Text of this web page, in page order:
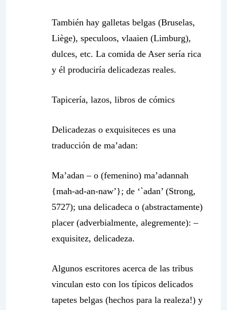
También hay galletas belgas (Bruselas,
Liège), speculoos, vlaaien (Limburg),
dulces, etc. La comida de Aser sería rica
y él produciría delicadezas reales.
Tapicería, lazos, libros de cómics
Delicadezas o exquisiteces es una
traducción de ma’adan:
Ma’adan – o (femenino) ma’adannah
{mah-ad-an-naw’}; de ‘`adan’ (Strong,
5727); una delicadeca o (abstractamente)
placer (adverbialmente, alegremente): –
exquisitez, delicadeza.
Algunos escritores acerca de las tribus
vinculan esto con los típicos delicados
tapetes belgas (hechos para la realeza!) y